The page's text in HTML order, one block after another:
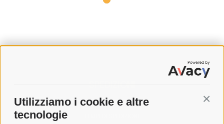
Utilizziamo i cookie e altre
tecnologie
SPEDIZIONI
COSTI DI SPEDIZIONE